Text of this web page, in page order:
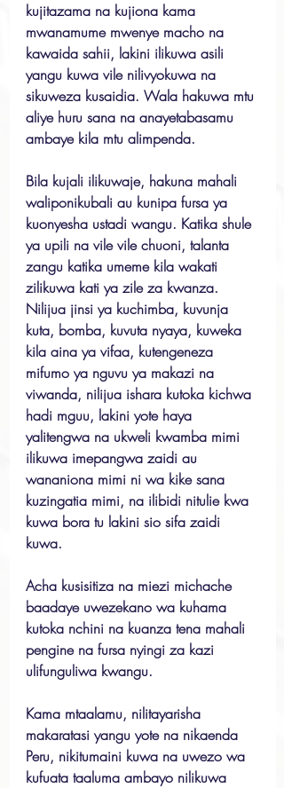
kujitazama na kujiona kama
mwanamume mwenye macho na
kawaida sahii, lakini ilikuwa asili
yangu kuwa vile nilivyokuwa na
sikuweza kusaidia. Wala hakuwa mtu
aliye huru sana na anayetabasamu
ambaye kila mtu alimpenda.
Bila kujali ilikuwaje, hakuna mahali
waliponikubali au kunipa fursa ya
kuonyesha ustadi wangu. Katika shule
ya upili na vile vile chuoni, talanta
zangu katika umeme kila wakati
zilikuwa kati ya zile za kwanza.
Nilijua jinsi ya kuchimba, kuvunja
kuta, bomba, kuvuta nyaya, kuweka
kila aina ya vifaa, kutengeneza
mifumo ya nguvu ya makazi na
viwanda, nilijua ishara kutoka kichwa
hadi mguu, lakini yote haya
yalitengwa na ukweli kwamba mimi
ilikuwa imepangwa zaidi au
wananiona mimi ni wa kike sana
kuzingatia mimi, na ilibidi nitulie kwa
kuwa bora tu lakini sio sifa zaidi
kuwa.
Acha kusisitiza na miezi michache
baadaye uwezekano wa kuhama
kutoka nchini na kuanza tena mahali
pengine na fursa nyingi za kazi
ulifunguliwa kwangu.
Kama mtaalamu, nilitayarisha
makaratasi yangu yote na nikaenda
Peru, nikitumaini kuwa na uwezo wa
kufuata taaluma ambayo nilikuwa